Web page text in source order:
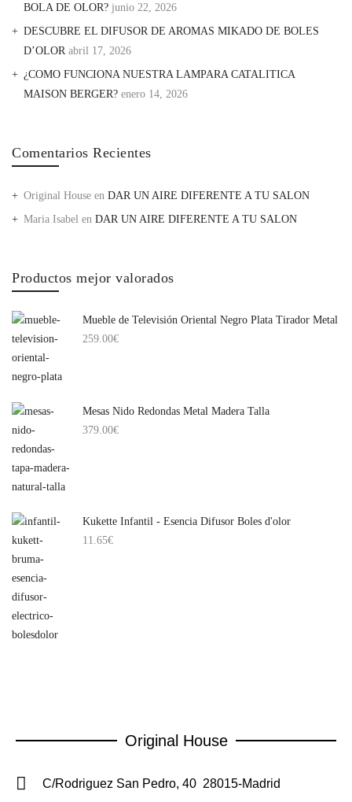
BOLA DE OLOR? junio 22, 2026
DESCUBRE EL DIFUSOR DE AROMAS MIKADO DE BOLES
D’OLOR abril 17, 2026
¿COMO FUNCIONA NUESTRA LAMPARA CATALITICA
MAISON BERGER? enero 14, 2026
Comentarios Recientes
Original House en DAR UN AIRE DIFERENTE A TU SALON
Maria Isabel en DAR UN AIRE DIFERENTE A TU SALON
Productos mejor valorados
Mueble de Televisión Oriental Negro Plata Tirador Metal
259.00€
Mesas Nido Redondas Metal Madera Talla
379.00€
Kukette Infantil - Esencia Difusor Boles d'olor
11.65€
Original House
C/Rodriguez San Pedro, 40 28015-Madrid